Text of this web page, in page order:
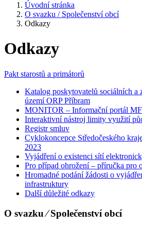
Úvodní stránka
O svazku / Společenství obcí
Odkazy
Odkazy
Pakt starostů a primátorů
Katalog poskytovatelů sociálních a
území ORP Příbram
MONITOR – Informační portál MF
Interaktivní nástroj limity využití
Registr smluv
Cyklokoncepce Středočeského
2023
Vyjádření o existenci sítí
Pro případ ohrožení – příručka pro
Hromadné podání žádosti o
infrastruktury
Další důležité odkazy
O svazku ⁄ Společenství obcí